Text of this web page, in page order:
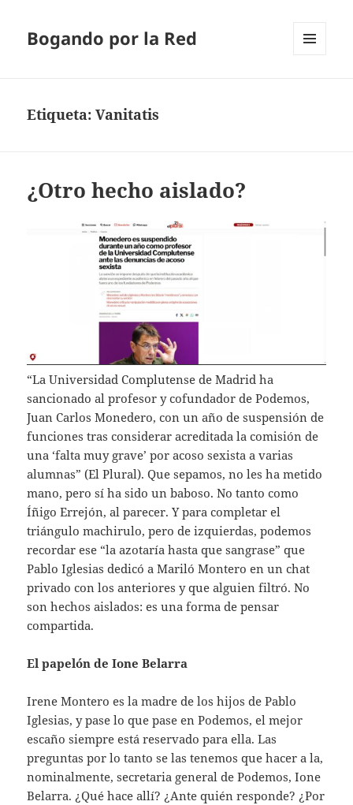
Bogando por la Red
Etiqueta:Vanitatis
¿Otro hecho aislado?
“La Universidad Complutense de Madrid ha
sancionado al profesor y cofundador de Podemos,
Juan Carlos Monedero, con un año de suspensión de
funciones tras considerar acreditada la comisión de
una ‘falta muy grave’ por acoso sexista a varias
alumnas” (El Plural). Que sepamos, no les ha metido
mano, pero sí ha sido un baboso. No tanto como
Íñigo Errejón, al parecer. Y para completar el
triángulo machirulo, pero de izquierdas, podemos
recordar ese “la azotaría hasta que sangrase” que
Pablo Iglesias dedicó a Mariló Montero en un chat
privado con los anteriores y que alguien filtró. No
son hechos aislados: es una forma de pensar
compartida.
El papelón de Ione Belarra
Irene Montero es la madre de los hijos de Pablo
Iglesias, y pase lo que pase en Podemos, el mejor
escaño siempre está reservado para ella. Las
preguntas por lo tanto se las tenemos que hacer a la,
nominalmente, secretaria general de Podemos, Ione
Belarra. ¿Qué hace allí? ¿Ante quién responde? ¿Por